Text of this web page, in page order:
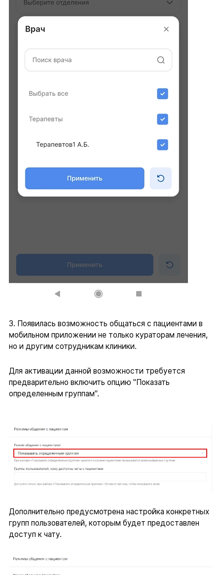
3. Появилась возможность общаться с пациентами в
мобильном приложении не только кураторам лечения,
но и другим сотрудникам клиники.
Для активации данной возможности требуется
предварительно включить опцию "Показать
определенным группам".
Дополнительно предусмотрена настройка конкретных
групп пользователей, которым будет предоставлен
доступ к чату.